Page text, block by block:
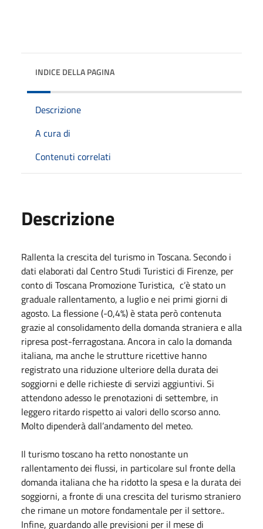
INDICE DELLA PAGINA
Descrizione
A cura di
Contenuti correlati
Descrizione
Rallenta la crescita del turismo in Toscana. Secondo i
dati elaborati dal Centro Studi Turistici di Firenze, per
conto di Toscana Promozione Turistica, c’è stato un
graduale rallentamento, a luglio e nei primi giorni di
agosto. La flessione (-0,4%) è stata però contenuta
grazie al consolidamento della domanda straniera e alla
ripresa post-ferragostana. Ancora in calo la domanda
italiana, ma anche le strutture ricettive hanno
registrato una riduzione ulteriore della durata dei
soggiorni e delle richieste di servizi aggiuntivi. Si
attendono adesso le prenotazioni di settembre, in
leggero ritardo rispetto ai valori dello scorso anno.
Molto dipenderà dall’andamento del meteo.
Il turismo toscano ha retto nonostante un
rallentamento dei flussi, in particolare sul fronte della
domanda italiana che ha ridotto la spesa e la durata dei
soggiorni, a fronte di una crescita del turismo straniero
che rimane un motore fondamentale per il settore..
Infine, guardando alle previsioni per il mese di